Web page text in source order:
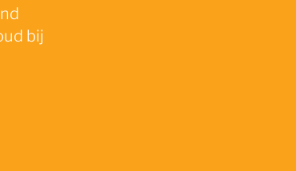
bij